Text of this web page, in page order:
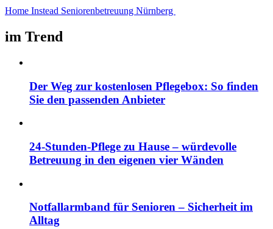
Home Instead Seniorenbetreuung Nürnberg
im Trend
Der Weg zur kostenlosen Pflegebox: So finden
Sie den passenden Anbieter
24-Stunden-Pflege zu Hause – würdevolle
Betreuung in den eigenen vier Wänden
Notfallarmband für Senioren – Sicherheit im
Alltag